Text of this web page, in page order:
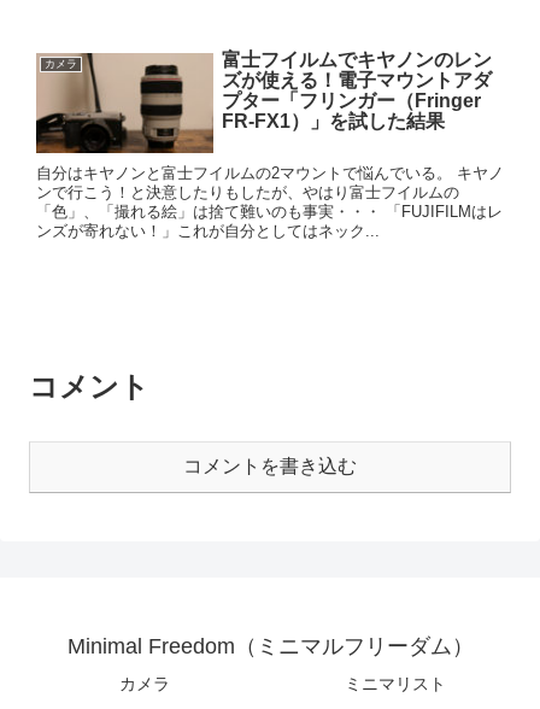
カメラ
富士フイルムでキヤノンのレン
ズが使える！電子マウントアダ
プター「フリンガー（Fringer
FR-FX1）」を試した結果
自分はキヤノンと富士フイルムの2マウントで悩んでいる。 キヤノ
ンで行こう！と決意したりもしたが、やはり富士フイルムの
「色」、「撮れる絵」は捨て難いのも事実・・・ 「FUJIFILMはレ
ンズが寄れない！」これが自分としてはネック...
コメント
コメントを書き込む
Minimal Freedom（ミニマルフリーダム）
カメラ ミニマリスト